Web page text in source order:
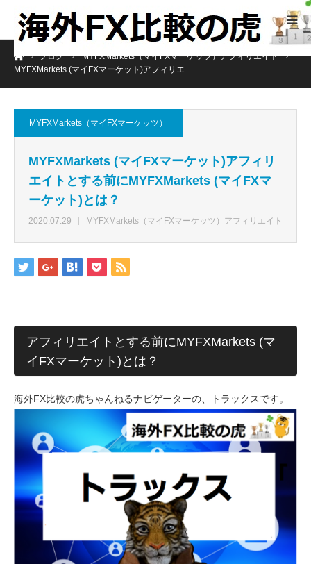
ホームブログ
MYFXMarkets（マイFXマーケッツ）アフィリエイト
MYFXMarkets (マイFXマーケット)アフィリエ…
MYFXMarkets（マイFXマーケッツ）
MYFXMarkets (マイFXマーケット)アフィリ
エイトとする前にMYFXMarkets (マイFXマ
ーケット)とは？
2020.07.29 MYFXMarkets（マイFXマーケッツ）アフィリエイト
アフィリエイトとする前にMYFXMarkets (マ
イFXマーケット)とは？
海外FX比較の虎ちゃんねるナビゲーターの、トラックスです。